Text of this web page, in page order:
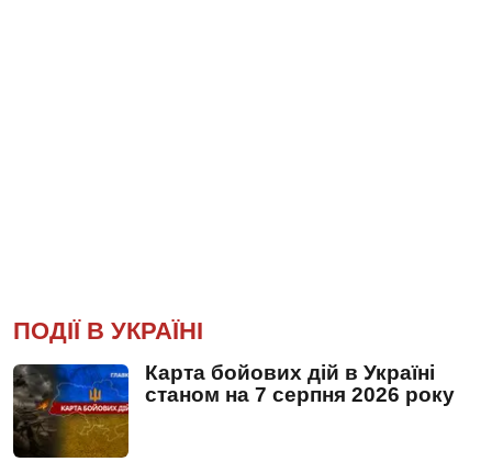
ПОДІЇ В УКРАЇНІ
Карта бойових дій в Україні
станом на 7 серпня 2026 року